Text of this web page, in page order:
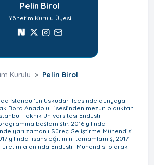
Pelin Birol
Yönetim Kurulu Üyesi
Kurulu Pelin Birol
İstanbul’un Üsküdar ilçesinde dünyaya
Bora Anadolu Lisesi’nden mezun olduktan
Teknik Üniversitesi Endüstri
başlamıştır. 2016 yılında
yarı zamanlı Süreç Geliştirme Mühendisi
yılında lisans eğitimini tamamlamış, 2017-
üretim alanında Endüstri Mühendisi olarak